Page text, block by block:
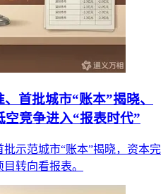
首批城市“账本”揭晓、
竞争进入“报表时代”
示范城市“账本”揭晓，资本完
转向看报表。